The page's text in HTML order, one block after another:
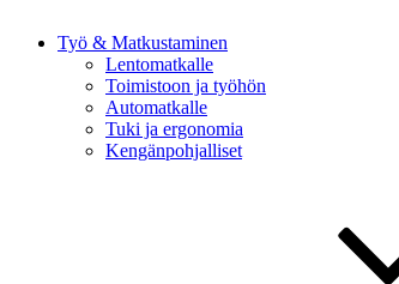
Työ & Matkustaminen
Lentomatkalle
Toimistoon ja työhön
Automatkalle
Tuki ja ergonomia
Kengänpohjalliset